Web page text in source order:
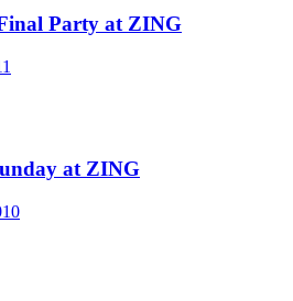
Party at ZING
at ZING